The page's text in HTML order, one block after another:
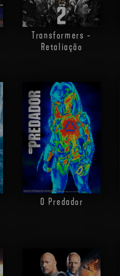
Transformers -
Retaliação
O Predador